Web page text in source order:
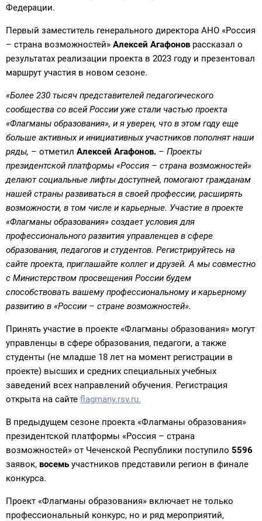
Федерации.
Первый заместитель генерального директора АНО «Россия
– страна возможностей» Алексей Агафонов рассказал о
результатах реализации проекта в 2023 году и презентовал
маршрут участия в новом сезоне.
«Более 230 тысяч представителей педагогического
сообщества со всей России уже стали частью проекта
«Флагманы образования», и я уверен, что в этом году еще
больше активных и инициативных участников пополнят наши
ряды, – отметил Алексей Агафонов. – Проекты
президентской платформы «Россия – страна возможностей»
делают социальные лифты доступней, помогают гражданам
нашей страны развиваться в своей профессии, расширять
возможности, в том числе и карьерные. Участие в проекте
«Флагманы образования» создает условия для
профессионального развития управленцев в сфере
образования, педагогов и студентов. Регистрируйтесь на
сайте проекта, приглашайте коллег и друзей. А мы совместно
с Министерством просвещения России будем
способствовать вашему профессиональному и карьерному
развитию в «России – стране возможностей».
Принять участие в проекте «Флагманы образования» могут
управленцы в сфере образования, педагоги, а также
студенты (не младше 18 лет на момент регистрации в
проекте) высших и средних специальных учебных
заведений всех направлений обучения. Регистрация
открыта на сайте flagmany.rsv.ru.
В предыдущем сезоне проекта «Флагманы образования»
президентской платформы «Россия – страна
возможностей» от Чеченской Республики поступило 5596
заявок, восемь участников представили регион в финале
конкурса.
Проект «Флагманы образования» включает не только
профессиональный конкурс, но и ряд мероприятий,